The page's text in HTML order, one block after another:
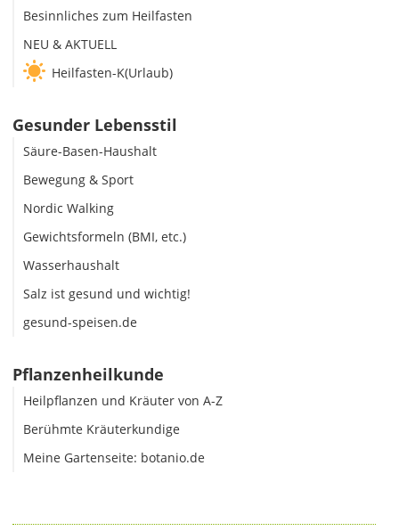
Besinnliches zum Heilfasten
NEU & AKTUELL
Heilfasten-K(Urlaub)
Gesunder Lebensstil
Säure-Basen-Haushalt
Bewegung & Sport
Nordic Walking
Gewichtsformeln (BMI, etc.)
Wasserhaushalt
Salz ist gesund und wichtig!
gesund-speisen.de
Pflanzenheilkunde
Heilpflanzen und Kräuter von A-Z
Berühmte Kräuterkundige
Meine Gartenseite: botanio.de